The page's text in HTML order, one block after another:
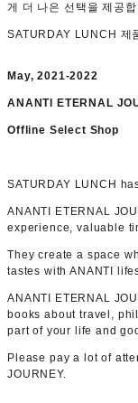
게 더 나은 선택을 제공
SATURDAY LUNCH 제
May, 2021-2022
ANANTI ETERNAL
Offline Select Shop
SATURDAY LUNCH
ANANTI ETERNAL
experience, valuable
They create a space
tastes with ANANTI
ANANTI ETERNAL
books about travel,
part of your life and
Please pay a lot of
JOURNEY.